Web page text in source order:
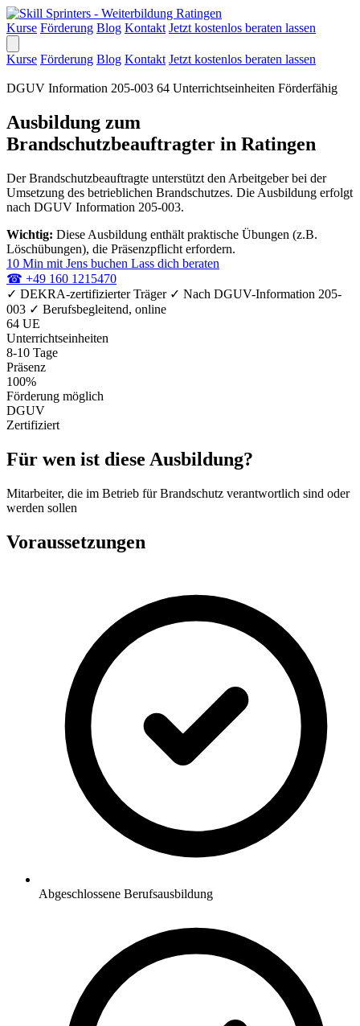
Kurse Förderung Blog Kontakt Jetzt kostenlos beraten lassen
Kurse Förderung Blog Kontakt Jetzt kostenlos beraten lassen
DGUV Information 205-003 64 Unterrichtseinheiten Förderfähig
Ausbildung zum
Brandschutzbeauftragter in Ratingen
Der Brandschutzbeauftragte unterstützt den Arbeitgeber bei der
Umsetzung des betrieblichen Brandschutzes. Die Ausbildung erfolgt
nach DGUV Information 205-003.
Wichtig: Diese Ausbildung enthält praktische Übungen (z.B.
Löschübungen), die Präsenzpflicht erfordern.
10 Min mit Jens buchen Lass dich beraten
☎ +49 160 1215470
✓ DEKRA-zertifizierter Träger ✓ Nach DGUV-Information 205-
003 ✓ Berufsbegleitend, online
64 UE
Unterrichtseinheiten
8-10 Tage
Präsenz
100%
Förderung möglich
DGUV
Zertifiziert
Für wen ist diese Ausbildung?
Mitarbeiter, die im Betrieb für Brandschutz verantwortlich sind oder
werden sollen
Voraussetzungen
Abgeschlossene Berufsausbildung